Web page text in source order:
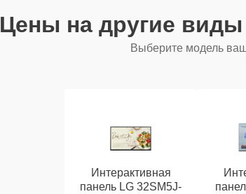
Цены на другие
Выберите модель
Интерактивная
панель LG 32SM5J-